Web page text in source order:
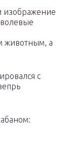
изображение
волевые
животным, а
с